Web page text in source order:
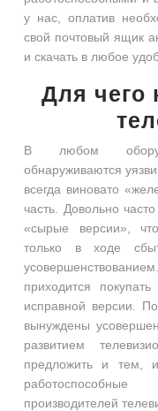
у нас, оплатив
свой почтовый ящик
и скачать в любое
Для чего
В любом
обнаруживаются
всегда виновато
часть. Довольно
«сырые версии»,
только в ходе
приходится
исправной версии.
вынуждены
развитием
предложить и тем, и
производителей